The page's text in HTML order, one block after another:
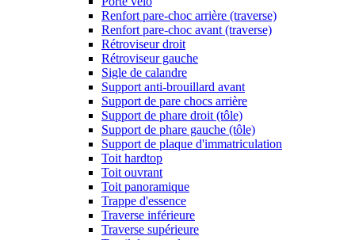
Renfort pare-choc arrière (traverse)
Renfort pare-choc avant (traverse)
Rétroviseur droit
Rétroviseur gauche
Sigle de calandre
Support anti-brouillard avant
Support de pare chocs arrière
Support de phare droit (tôle)
Support de phare gauche (tôle)
Support de plaque d'immatriculation
Toit hardtop
Toit ouvrant
Toit panoramique
Trappe d'essence
Traverse inférieure
Traverse supérieure